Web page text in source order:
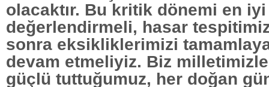
olacaktır. Bu kritik dönemi en
değerlendirmeli, hasar
sonra eksikliklerimizi
devam etmeliyiz. Biz milletimizle
güçlü tuttuğumuz, her doğan